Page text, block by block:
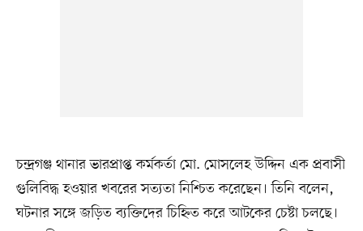
চন্দ্রগঞ্জ থানার ভারপ্রাপ্ত কর্মকর্তা মো. মোসলেহ উদ্দিন এক প্রবাসী
গুলিবিদ্ধ হওয়ার খবরের সত্যতা নিশ্চিত করেছেন। তিনি বলেন,
ঘটনার সঙ্গে জড়িত ব্যক্তিদের চিহ্নিত করে আটকের চেষ্টা চলছে।